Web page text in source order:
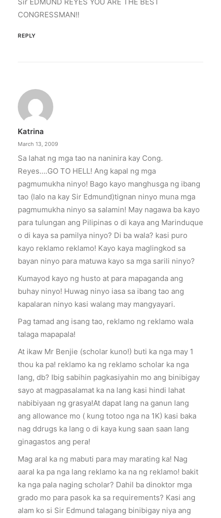
CONGRESSMAN!!
REPLY
Katrina
March 13, 2009
Sa lahat ng mga tao na naninira kay Cong.
Reyes….GO TO HELL! Ang kapal ng mga
pagmumukha ninyo! Bago kayo manghusga ng ibang
tao (lalo na kay Sir Edmund)tignan ninyo muna mga
pagmumukha ninyo sa salamin! May nagawa ba kayo
para tulungan ang Pilipinas o di kaya ang Marinduque
o di kaya sa pamilya ninyo? Di ba wala? kasi puro
kayo reklamo reklamo! Kayo kaya maglingkod sa
bayan ninyo para matuwa kayo sa mga sarili ninyo?
Kumayod kayo ng husto at para mapaganda ang
buhay ninyo! Huwag ninyo iasa sa ibang tao ang
kapalaran ninyo kasi walang may mangyayari.
Pag tamad ang isang tao, reklamo ng reklamo wala
talaga mapapala!
At ikaw Mr Benjie (scholar kuno!) buti ka nga may 1
thou ka pa! reklamo ka ng reklamo scholar ka nga
lang, db? Ibig sabihin pagkasiyahin mo ang binibigay
sayo at magpasalamat ka na lang kasi hindi lahat
nabibiyaan ng grasya!At dapat lang na ganun lang
ang allowance mo ( kung totoo nga na 1K) kasi baka
nag ddrugs ka lang o di kaya kung saan saan lang
ginagastos ang pera!
Mag aral ka ng mabuti para may marating ka! Nag
aaral ka pa nga lang reklamo ka na ng reklamo! bakit
ka nga pala naging scholar? Dahil ba dinoktor mga
grado mo para pasok ka sa requirements? Kasi ang
alam ko si Sir Edmund talagang binibigay niya ang